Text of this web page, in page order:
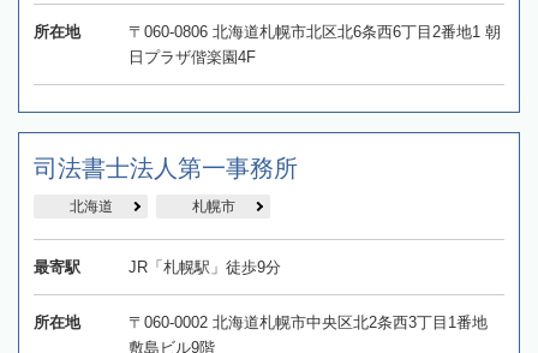
所在地
〒060-0806 北海道札幌市北区北6条西6丁目2番地1 朝
日プラザ偕楽園4F
司法書士法人第一事務所
北海道 札幌市
最寄駅 JR「札幌駅」徒歩9分
所在地
〒060-0002 北海道札幌市中央区北2条西3丁目1番地
敷島ビル9階